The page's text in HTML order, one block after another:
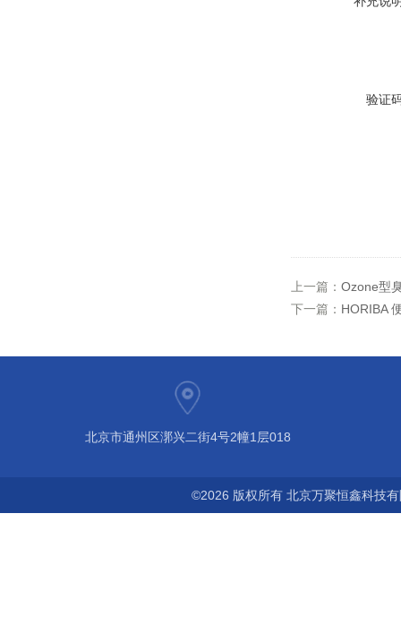
验证
上一篇： Ozone型
下一篇： HORIBA
北京市通州区漷兴二街4号2幢1层018
©2026 版权所有 北京万聚恒鑫科技